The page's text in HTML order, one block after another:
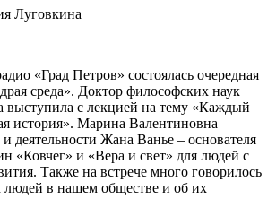
Луговкина
«Град Петров» состоялась очередная
среда». Доктор философских наук
с лекцией на тему «Каждый
история». Марина Валентиновна
и деятельности Жана Ванье – основателя
«Ковчег» и «Вера и свет» для людей с
Также на встрече много говорилось
в нашем обществе и об их